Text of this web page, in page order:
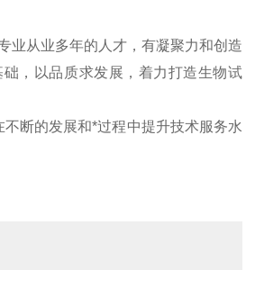
业从业多年的人才，有凝聚力和创造
，以品质求发展，着力打造生物试
断的发展和*过程中提升技术服务水